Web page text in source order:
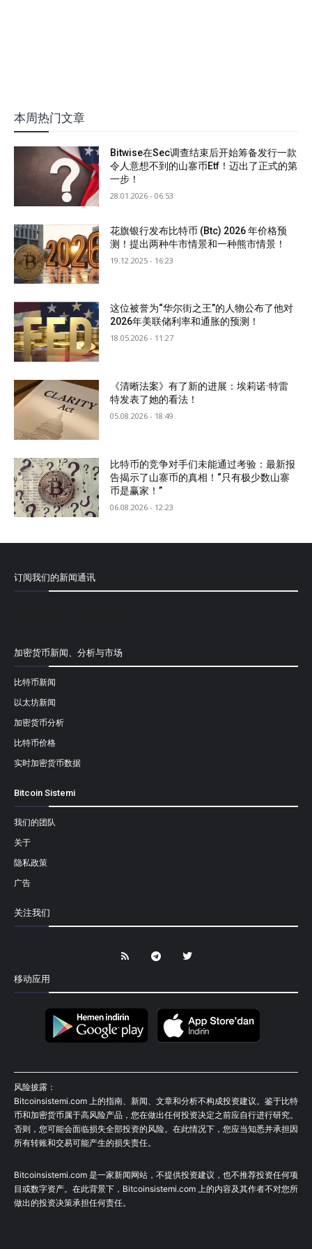
本周热门文章
Bitwise在Sec调查结束后开始筹备发行一款
令人意想不到的山寨币Etf！迈出了正式的第
一步！
28.01.2026 - 06:53
花旗银行发布比特币 (Btc) 2026 年价格预
测！提出两种牛市情景和一种熊市情景！
19.12.2025 - 16:23
这位被誉为“华尔街之王”的人物公布了他对
2026年美联储利率和通胀的预测！
18.05.2026 - 11:27
《清晰法案》有了新的进展：埃莉诺·特雷
特发表了她的看法！
05.08.2026 - 18:49
比特币的竞争对手们未能通过考验：最新报
告揭示了山寨币的真相！“只有极少数山寨
币是赢家！”
06.08.2026 - 12:23
订阅我们的新闻通讯
加密货币新闻、分析与市场
比特币新闻
以太坊新闻
加密货币分析
比特币价格
实时加密货币数据
Bitcoin Sistemi
我们的团队
关于
隐私政策
广告
关注我们
移动应用
风险披露：
Bitcoinsistemi.com 上的指南、新闻、文章和分析不构成投资建议。鉴于比特
币和加密货币属于高风险产品，您在做出任何投资决定之前应自行进行研究。
否则，您可能会面临损失全部投资的风险。在此情况下，您应当知悉并承担因
所有转账和交易可能产生的损失责任。
Bitcoinsistemi.com 是一家新闻网站，不提供投资建议，也不推荐投资任何项
目或数字资产。在此背景下，Bitcoinsistemi.com 上的内容及其作者不对您所
做出的投资决策承担任何责任。